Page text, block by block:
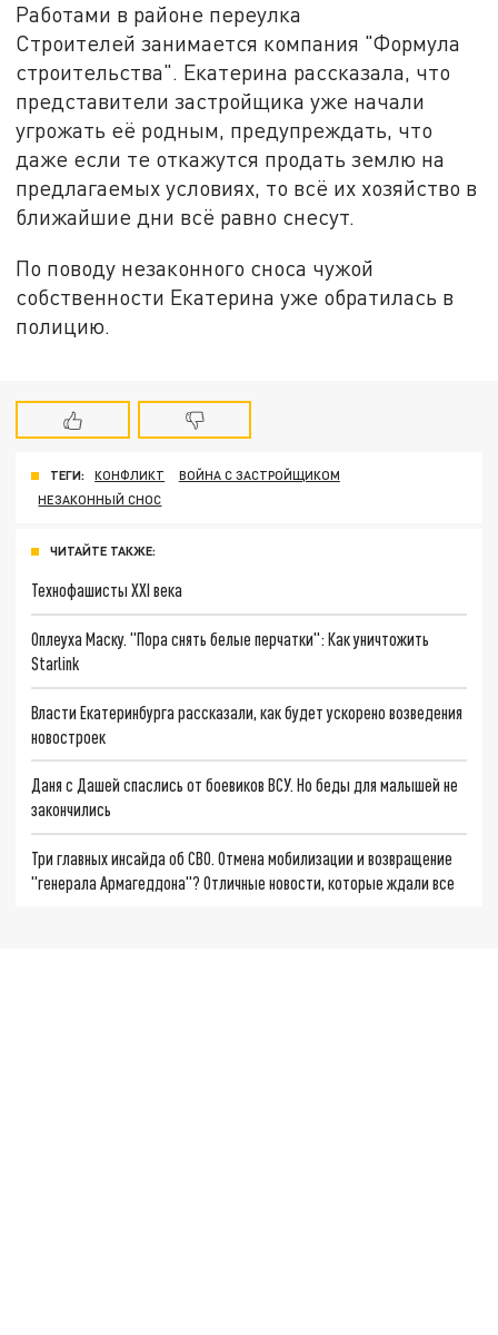
Работами в районе переулка
Строителей занимается компания "Формула
строительства". Екатерина рассказала, что
представители застройщика уже начали
угрожать её родным, предупреждать, что
даже если те откажутся продать землю на
предлагаемых условиях, то всё их хозяйство в
ближайшие дни всё равно снесут.
По поводу незаконного сноса чужой
собственности Екатерина уже обратилась в
полицию.
ТЕГИ: КОНФЛИКТ
ВОЙНА С ЗАСТРОЙЩИКОМ
НЕЗАКОННЫЙ СНОС
ЧИТАЙТЕ ТАКЖЕ:
Технофашисты XXI века
Оплеуха Маску. "Пора снять белые перчатки": Как уничтожить
Starlink
Власти Екатеринбурга рассказали, как будет ускорено возведения
новостроек
Даня с Дашей спаслись от боевиков ВСУ. Но беды для малышей не
закончились
Три главных инсайда об СВО. Отмена мобилизации и возвращение
"генерала Армагеддона"? Отличные новости, которые ждали все